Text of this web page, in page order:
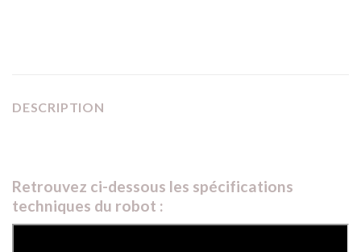
DESCRIPTION
Retrouvez ci-dessous les spécifications
techniques du robot :